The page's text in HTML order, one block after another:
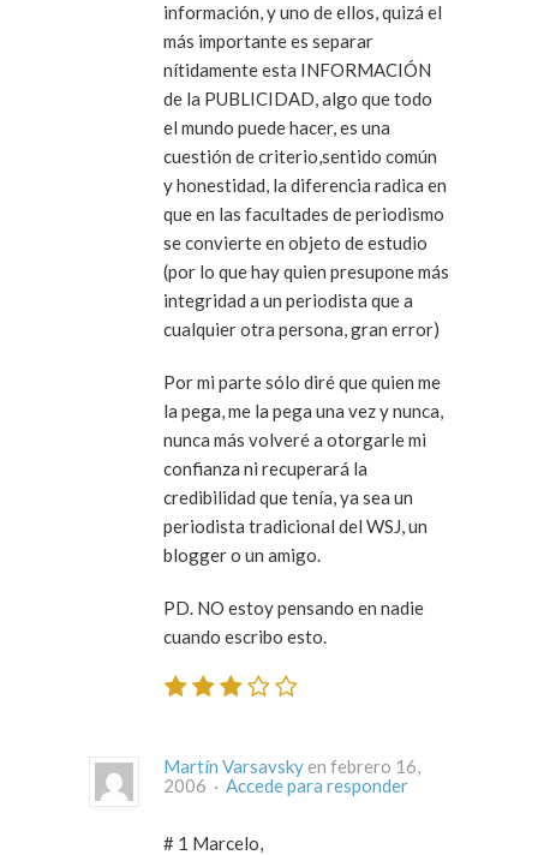
información, y uno de ellos, quizá el
más importante es separar
nítidamente esta INFORMACIÓN
de la PUBLICIDAD, algo que todo
el mundo puede hacer, es una
cuestión de criterio,sentido común
y honestidad, la diferencia radica en
que en las facultades de periodismo
se convierte en objeto de estudio
(por lo que hay quien presupone más
integridad a un periodista que a
cualquier otra persona, gran error)
Por mi parte sólo diré que quien me
la pega, me la pega una vez y nunca,
nunca más volveré a otorgarle mi
confianza ni recuperará la
credibilidad que tenía, ya sea un
periodista tradicional del WSJ, un
blogger o un amigo.
PD. NO estoy pensando en nadie
cuando escribo esto.
Martín Varsavsky en febrero 16,
2006 · Accede para responder
# 1 Marcelo,